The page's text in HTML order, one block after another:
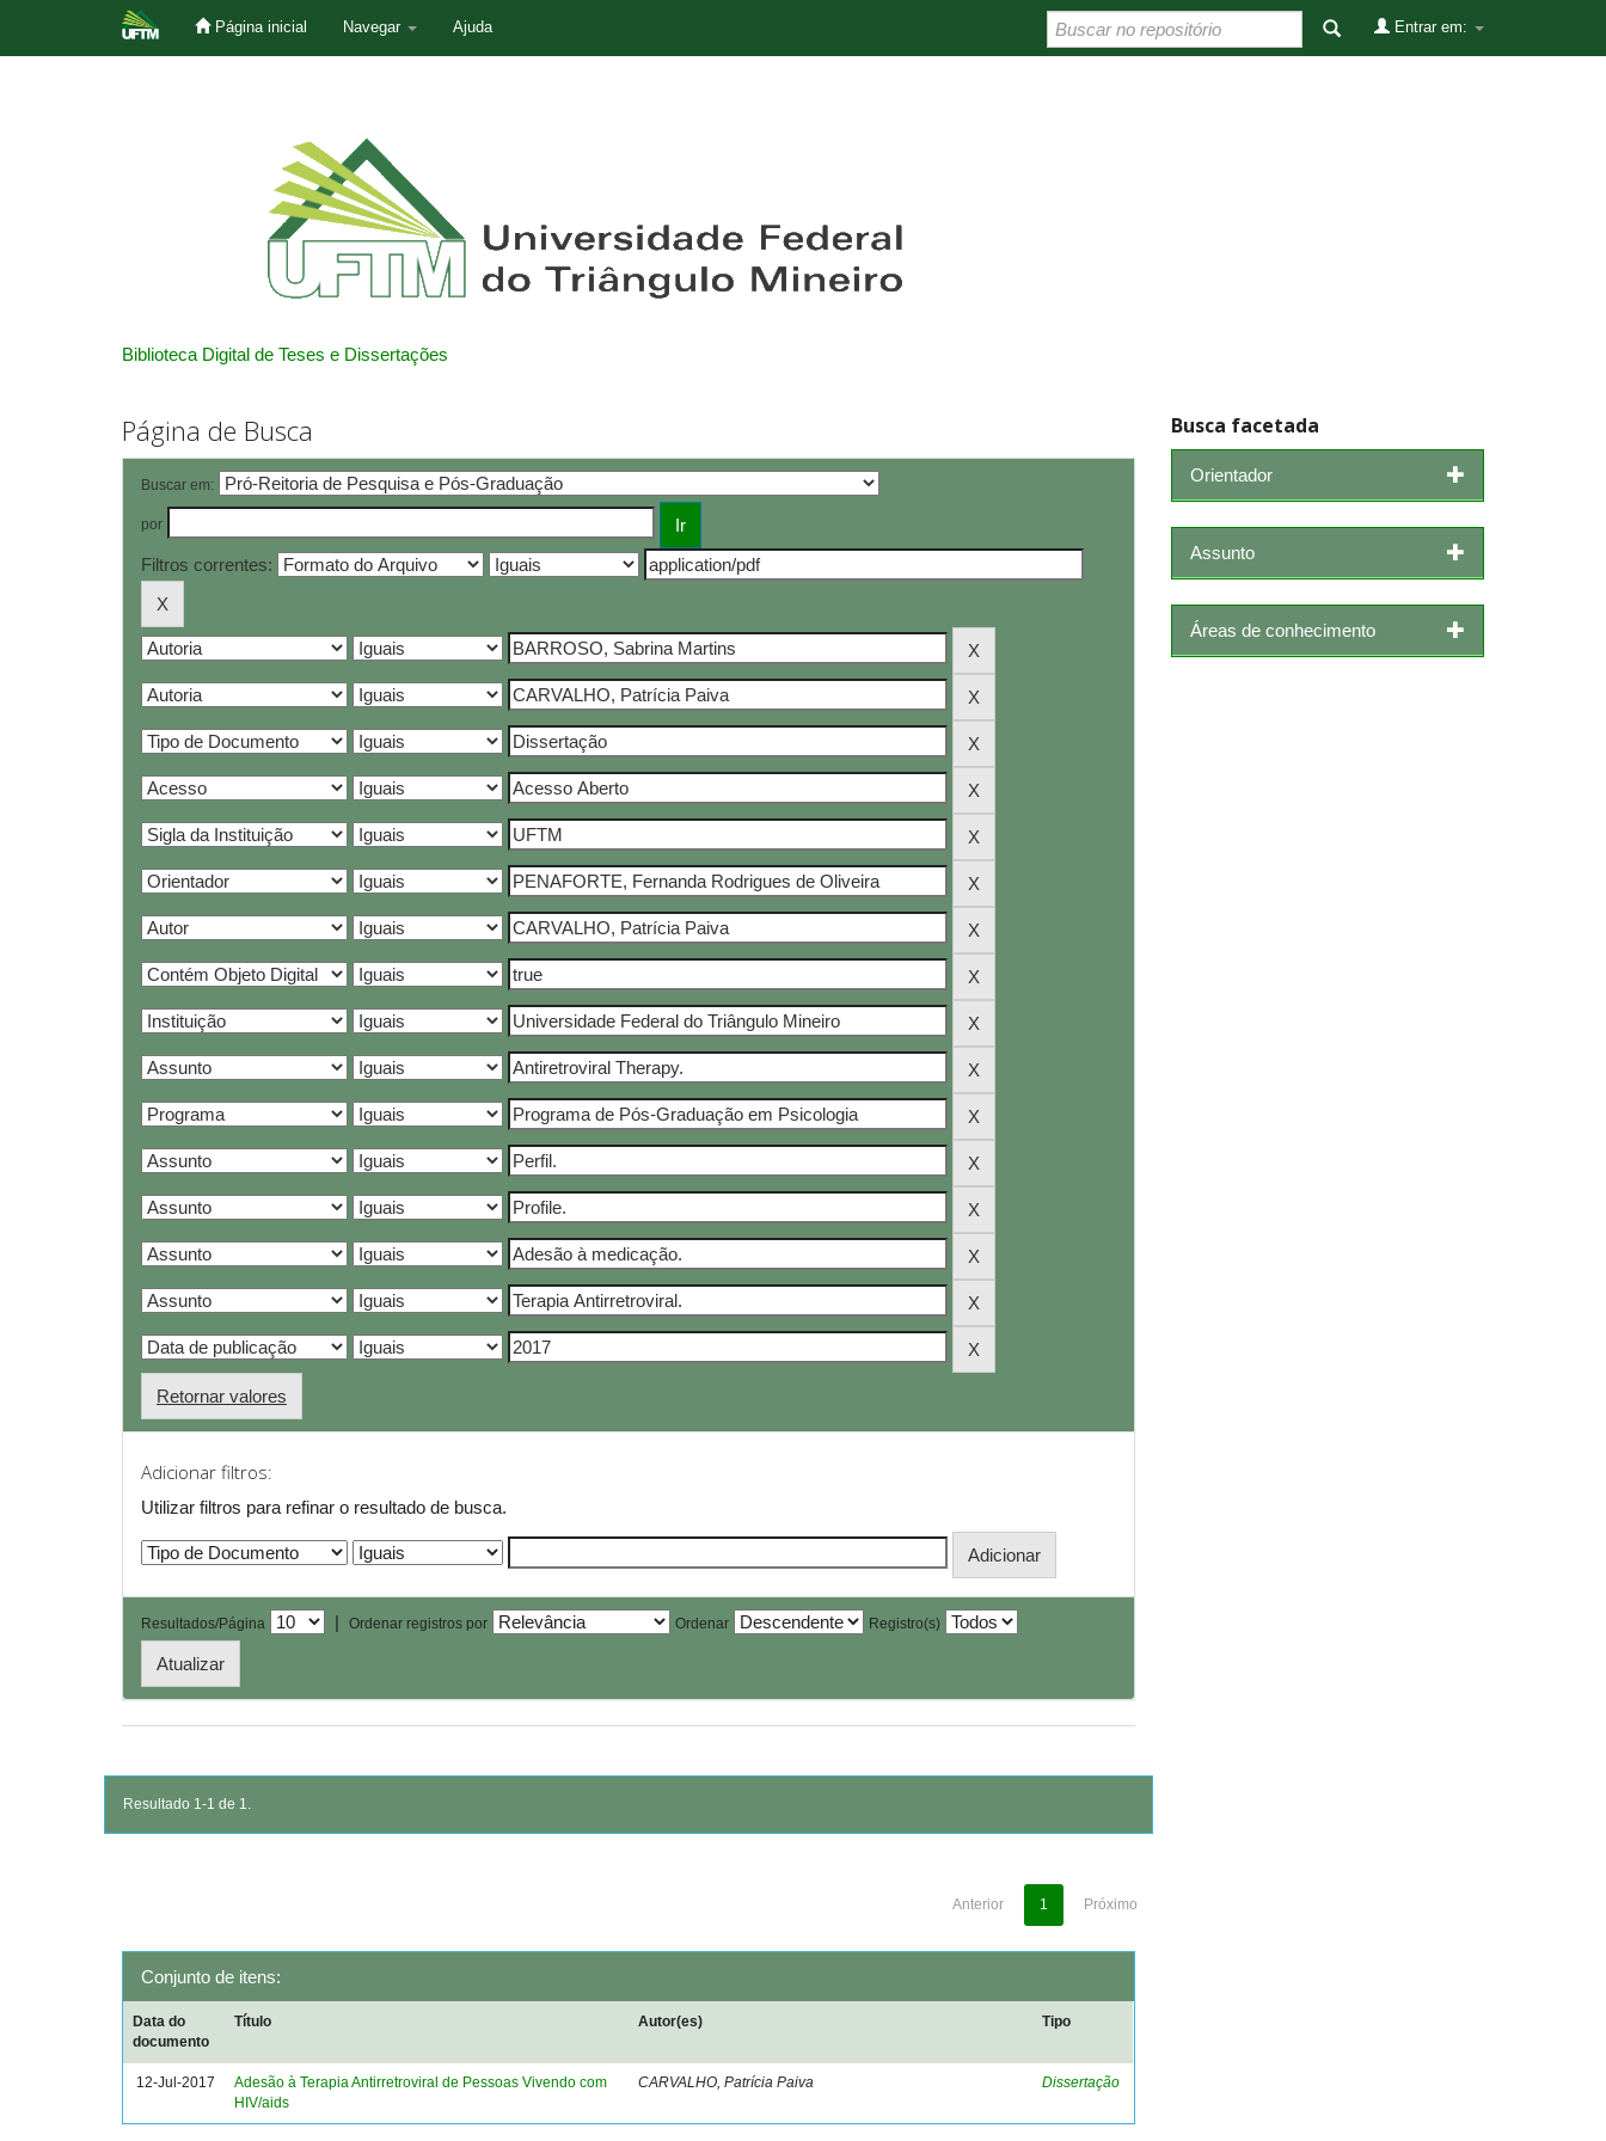
Página inicial Navegar Ajuda Entrar em:
Biblioteca Digital de Teses e Dissertações
Página de Busca
Buscar em:
por
Filtros correntes:
Retornar valores
Adicionar filtros:
Utilizar filtros para refinar o resultado de busca.
Resultados/Página | Ordenar registros por Ordenar Registro(s)
Resultado 1-1 de 1.
Anterior 1 Próximo
Conjunto de itens:
Data do
documento
Título Autor(es) Tipo
12-Jul-2017
Adesão à Terapia Antirretroviral de Pessoas Vivendo com
HIV/aids
CARVALHO, Patrícia Paiva Dissertação
Busca facetada
Orientador
Assunto
Áreas de conhecimento